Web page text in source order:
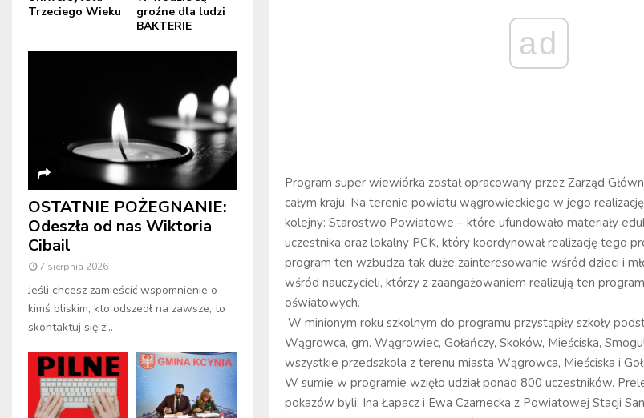
ad
Program super wiewiórka został opracowany przez Zarząd
całym kraju. Na terenie powiatu wągrowieckiego w jego realizację
kolejny: Starostwo Powiatowe – które ufundowało materiały
uczestnika oraz lokalny PCK, który koordynował realizację tego
program ten wzbudza tak duże zainteresowanie wśród dzieci i
wśród nauczycieli, którzy z zaangażowaniem realizują ten
oświatowych.
W minionym roku szkolnym do programu przystąpiły szkoły
Wągrowca, gm. Wągrowiec, Gołańczy, Skoków, Mieściska,
wszystkie przedszkola z terenu miasta Wągrowca, Mieściska i
W sumie w programie wzięło udział ponad 800 uczestników.
pokazów byli: Ina Łapacz i Ewa Czarnecka z Powiatowej Stacji
Trzeciego Wieku
groźne dla ludzi
BAKTERIE
OSTATNIE POŻEGNANIE:
Odeszła od nas Wiktoria
Cibail
7 sierpnia 2026
Jeśli chcesz zamieścić wspomnienie o
kimś bliskim, kto odszedł na zawsze, to
skontaktuj się z...